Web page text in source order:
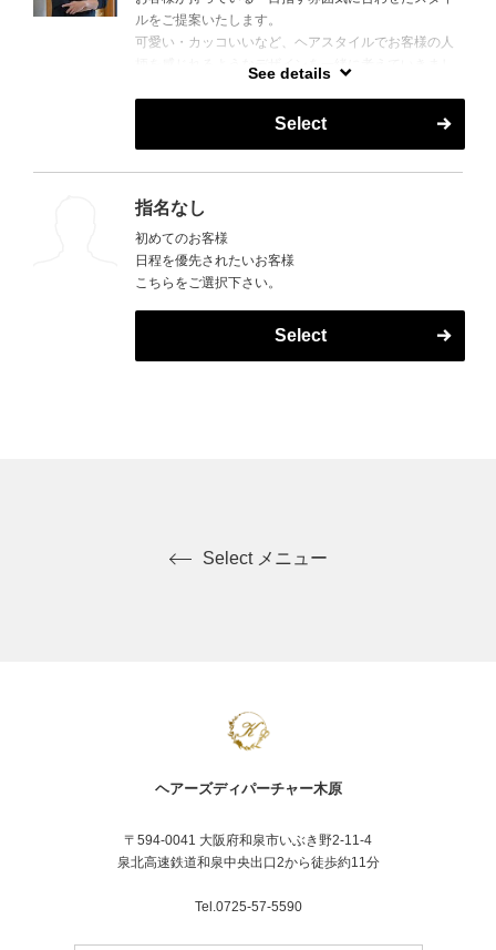
ルをご提案いたします。
可愛い・カッコいいなど、ヘアスタイルでお客様の人
柄を感じれるようなデザインを一緒に考えていきまし
See details
Select
指名なし
初めてのお客様
日程を優先されたいお客様
こちらをご選択下さい。
Select
Select メニュー
ヘアーズディパーチャー木原
〒594-0041 大阪府和泉市いぶき野2-11-4
泉北高速鉄道和泉中央出口2から徒歩約11分
Tel.0725-57-5590